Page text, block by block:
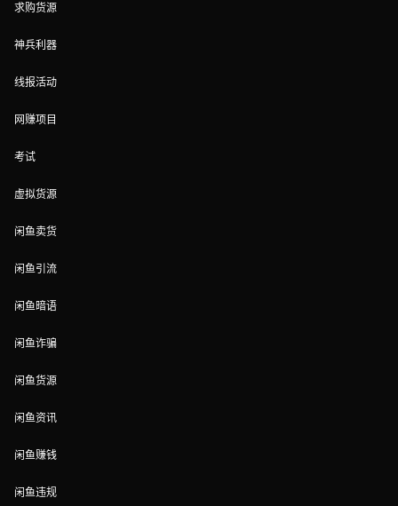
求购货源
神兵利器
线报活动
网赚项目
考试
虚拟货源
闲鱼卖货
闲鱼引流
闲鱼暗语
闲鱼诈骗
闲鱼货源
闲鱼资讯
闲鱼赚钱
闲鱼违规